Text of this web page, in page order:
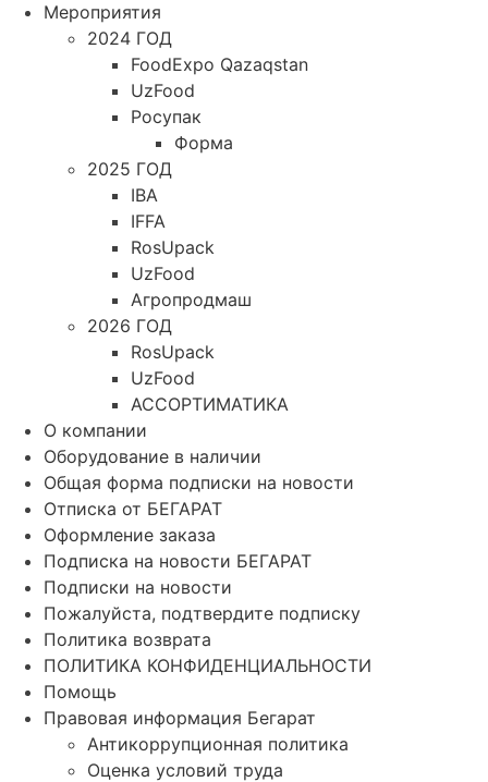
Мероприятия
2024 ГОД
FoodExpo Qazaqstan
UzFood
Росупак
Форма
2025 ГОД
IBA
IFFA
RosUpack
UzFood
Агропродмаш
2026 ГОД
RosUpack
UzFood
АССОРТИМАТИКА
О компании
Оборудование в наличии
Общая форма подписки на новости
Отписка от БЕГАРАТ
Оформление заказа
Подписка на новости БЕГАРАТ
Подписки на новости
Пожалуйста, подтвердите подписку
Политика возврата
ПОЛИТИКА КОНФИДЕНЦИАЛЬНОСТИ
Помощь
Правовая информация Бегарат
Антикоррупционная политика
Оценка условий труда